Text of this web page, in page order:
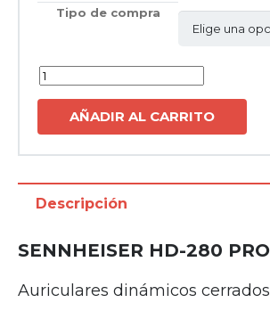
Tipo de compra
Cantidad
AÑADIR AL CARRITO
Descripción
SENNHEISER HD-280 PRO
Auriculares dinámicos cerrados